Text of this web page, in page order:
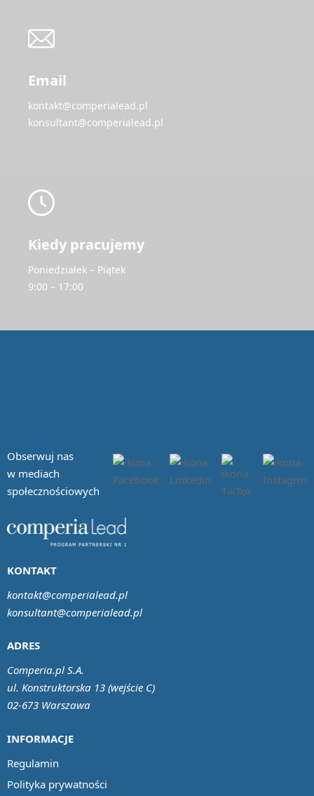
Email
kontakt@comperialead.pl
konsultant@comperialead.pl
Kiedy pracujemy
Poniedziałek – Piątek
9:00 – 17:00
Obserwuj nas
w mediach
społecznościowych
INFORMACJE
Regulamin
Polityka prywatności
ADRES
Comperia.pl S.A.
ul. Konstruktorska 13 (wejście C)
02-673 Warszawa
KONTAKT
kontakt@comperialead.pl
konsultant@comperialead.pl